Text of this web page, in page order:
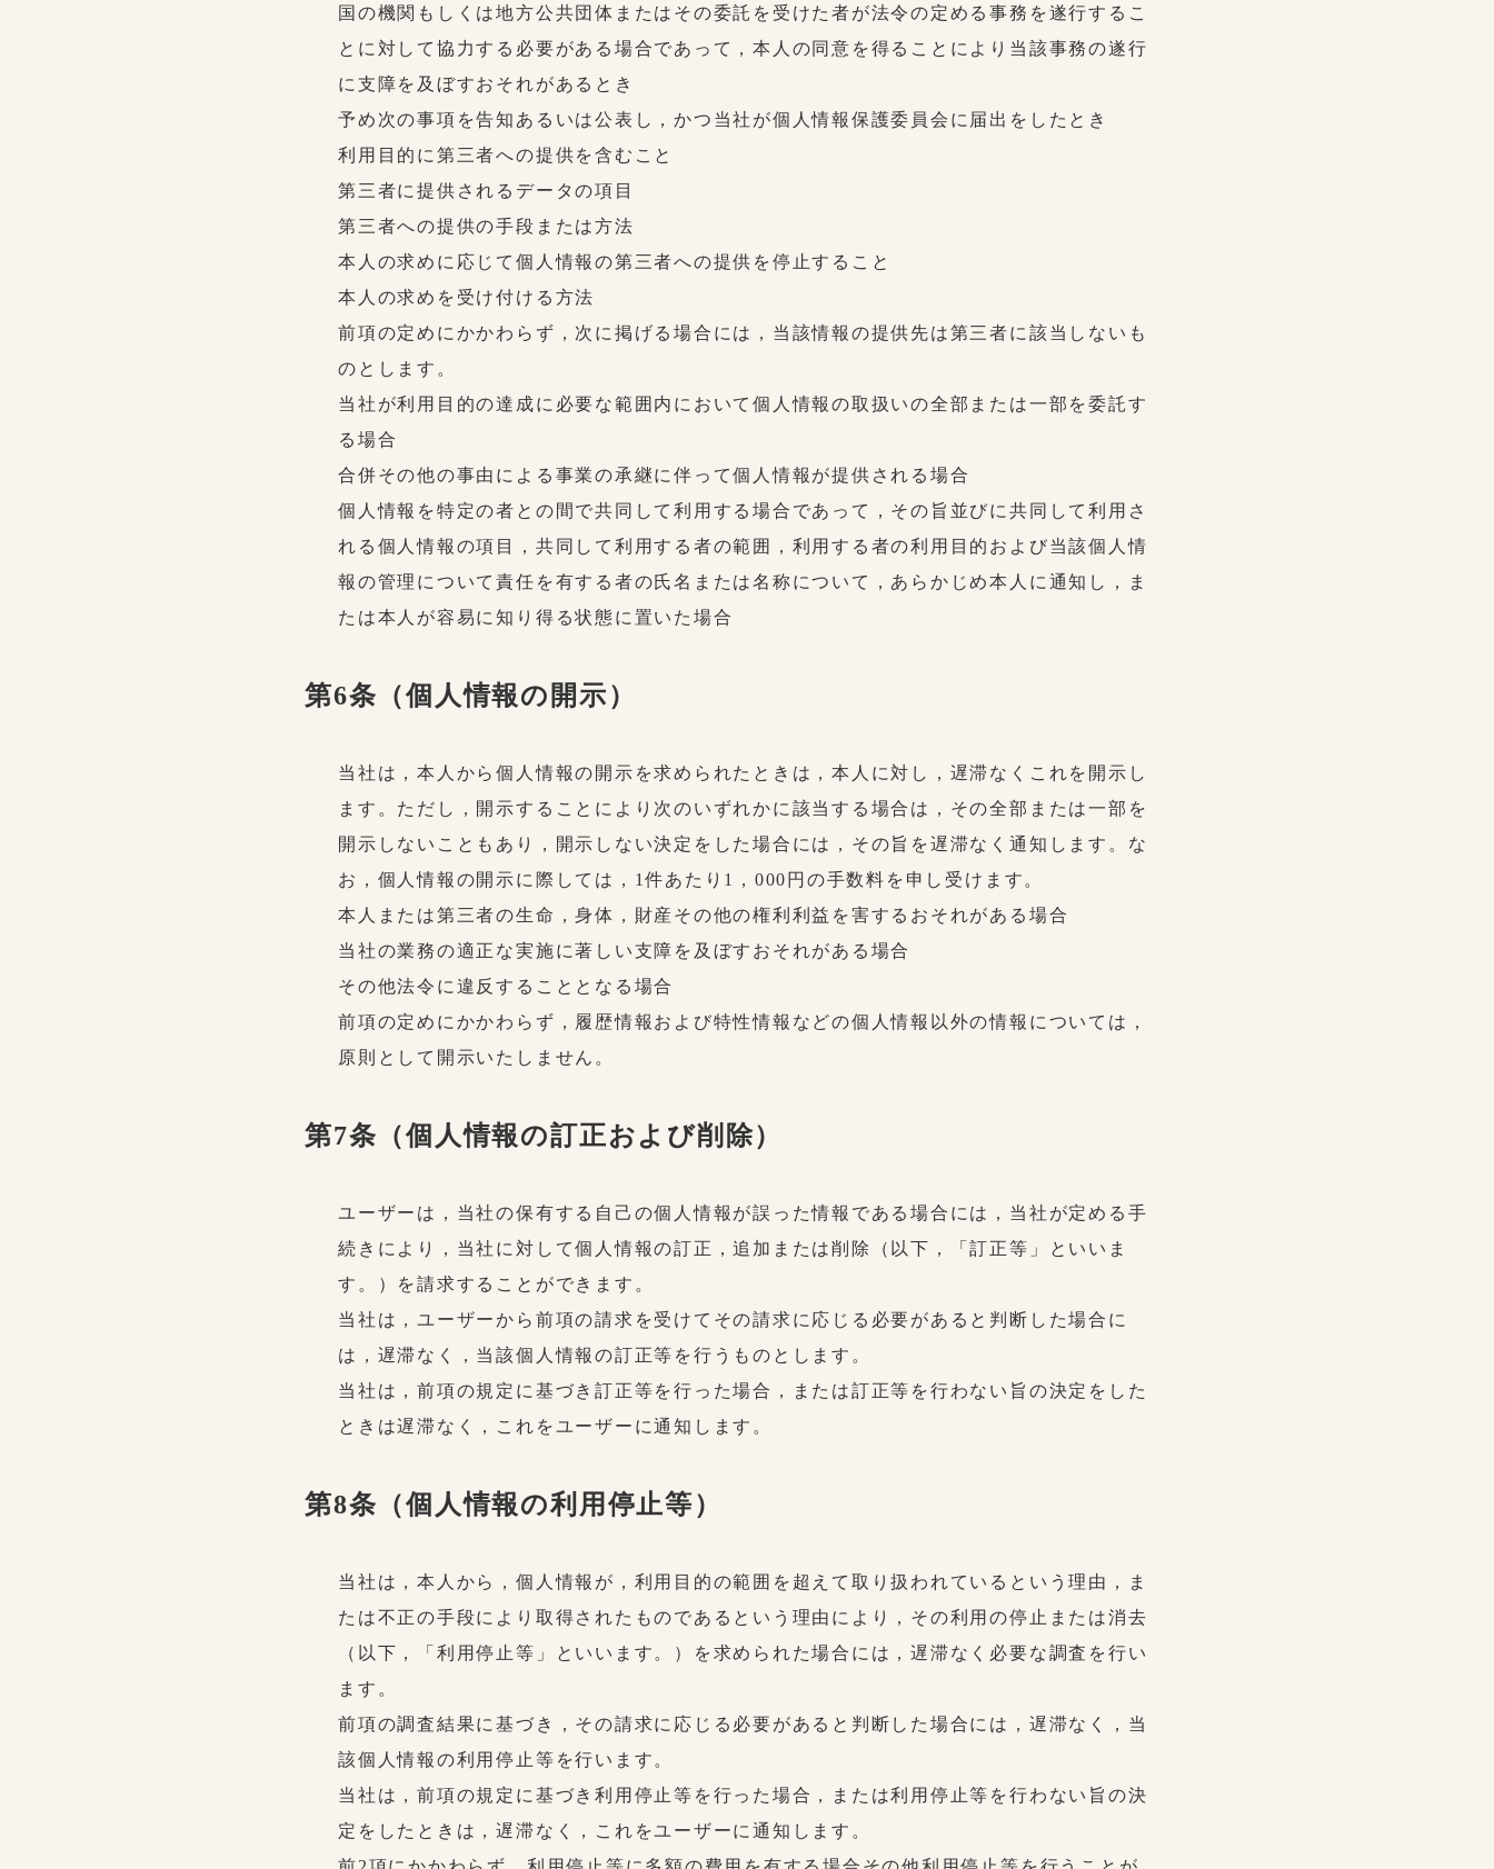
国の機関もしくは地方公共団体またはその委託を受けた者が法令の定める事務を遂行するこ
とに対して協力する必要がある場合であって，本人の同意を得ることにより当該事務の遂行
に支障を及ぼすおそれがあるとき
予め次の事項を告知あるいは公表し，かつ当社が個人情報保護委員会に届出をしたとき
利用目的に第三者への提供を含むこと
第三者に提供されるデータの項目
第三者への提供の手段または方法
本人の求めに応じて個人情報の第三者への提供を停止すること
本人の求めを受け付ける方法
前項の定めにかかわらず，次に掲げる場合には，当該情報の提供先は第三者に該当しないも
のとします。
当社が利用目的の達成に必要な範囲内において個人情報の取扱いの全部または一部を委託す
る場合
合併その他の事由による事業の承継に伴って個人情報が提供される場合
個人情報を特定の者との間で共同して利用する場合であって，その旨並びに共同して利用さ
れる個人情報の項目，共同して利用する者の範囲，利用する者の利用目的および当該個人情
報の管理について責任を有する者の氏名または名称について，あらかじめ本人に通知し，ま
たは本人が容易に知り得る状態に置いた場合
第6条（個人情報の開示）
当社は，本人から個人情報の開示を求められたときは，本人に対し，遅滞なくこれを開示し
ます。ただし，開示することにより次のいずれかに該当する場合は，その全部または一部を
開示しないこともあり，開示しない決定をした場合には，その旨を遅滞なく通知します。な
お，個人情報の開示に際しては，1件あたり1，000円の手数料を申し受けます。
本人または第三者の生命，身体，財産その他の権利利益を害するおそれがある場合
当社の業務の適正な実施に著しい支障を及ぼすおそれがある場合
その他法令に違反することとなる場合
前項の定めにかかわらず，履歴情報および特性情報などの個人情報以外の情報については，
原則として開示いたしません。
第7条（個人情報の訂正および削除）
ユーザーは，当社の保有する自己の個人情報が誤った情報である場合には，当社が定める手
続きにより，当社に対して個人情報の訂正，追加または削除（以下，「訂正等」といいま
す。）を請求することができます。
当社は，ユーザーから前項の請求を受けてその請求に応じる必要があると判断した場合に
は，遅滞なく，当該個人情報の訂正等を行うものとします。
当社は，前項の規定に基づき訂正等を行った場合，または訂正等を行わない旨の決定をした
ときは遅滞なく，これをユーザーに通知します。
第8条（個人情報の利用停止等）
当社は，本人から，個人情報が，利用目的の範囲を超えて取り扱われているという理由，ま
たは不正の手段により取得されたものであるという理由により，その利用の停止または消去
（以下，「利用停止等」といいます。）を求められた場合には，遅滞なく必要な調査を行い
ます。
前項の調査結果に基づき，その請求に応じる必要があると判断した場合には，遅滞なく，当
該個人情報の利用停止等を行います。
当社は，前項の規定に基づき利用停止等を行った場合，または利用停止等を行わない旨の決
定をしたときは，遅滞なく，これをユーザーに通知します。